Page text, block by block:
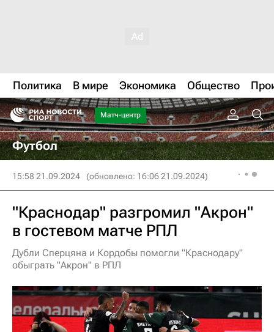
Политика В мире Экономика Общество
Матч-центр
Футбол
15:58 21.09.2024 (обновлено: 16:06 21.09.2024)
"Краснодар" разгромил "Акрон"
в гостевом матче РПЛ
Дубли Сперцяна и Кордобы помогли "Краснодару"
обыграть "Акрон" в РПЛ